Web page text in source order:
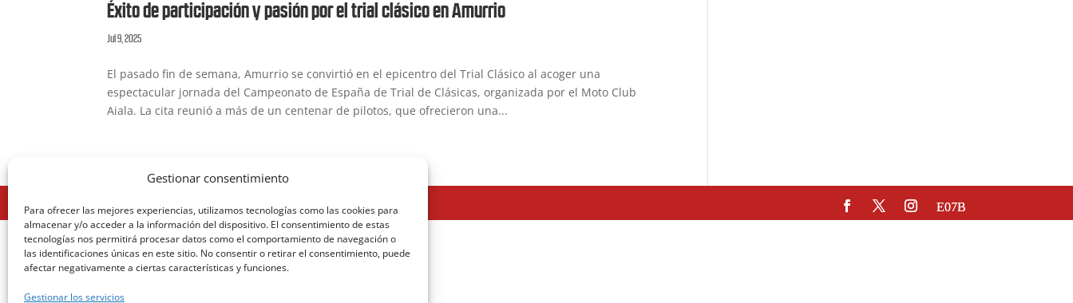
Gestionar consentimiento
Para ofrecer las mejores experiencias, utilizamos tecnologías como las cookies para
almacenar y/o acceder a la información del dispositivo. El consentimiento de estas
tecnologías nos permitirá procesar datos como el comportamiento de navegación o
las identificaciones únicas en este sitio. No consentir o retirar el consentimiento, puede
afectar negativamente a ciertas características y funciones.
Gestionar los servicios
Éxito de participación y pasión por el trial clásico en Amurrio
Jul 9, 2025
El pasado fin de semana, Amurrio se convirtió en el epicentro del Trial Clásico al acoger una
espectacular jornada del Campeonato de España de Trial de Clásicas, organizada por el Moto Club
Aiala. La cita reunió a más de un centenar de pilotos, que ofrecieron una...